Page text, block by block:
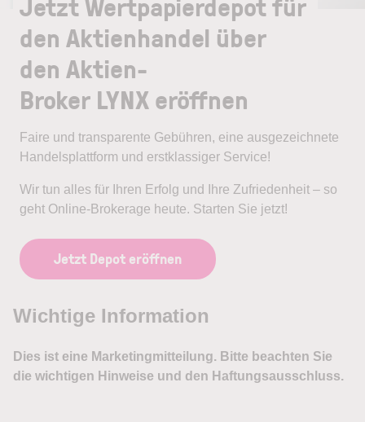
den Aktienhandel über
den Aktien-
Broker LYNX eröffnen
Faire und transparente Gebühren, eine ausgezeichnete
Handelsplattform und erstklassiger Service!
Wir tun alles für Ihren Erfolg und Ihre Zufriedenheit – so
geht Online-Brokerage heute. Starten Sie jetzt!
Jetzt Depot eröffnen